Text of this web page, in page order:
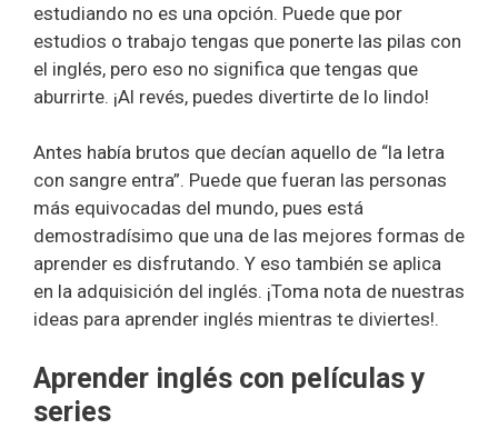
estudiando no es una opción. Puede que por
estudios o trabajo tengas que ponerte las pilas con
el inglés, pero eso no significa que tengas que
aburrirte. ¡Al revés, puedes divertirte de lo lindo!
Antes había brutos que decían aquello de “la letra
con sangre entra”. Puede que fueran las personas
más equivocadas del mundo, pues está
demostradísimo que una de las mejores formas de
aprender es disfrutando. Y eso también se aplica
en la adquisición del inglés. ¡Toma nota de nuestras
ideas para aprender inglés mientras te diviertes!.
Aprender inglés con películas y
series